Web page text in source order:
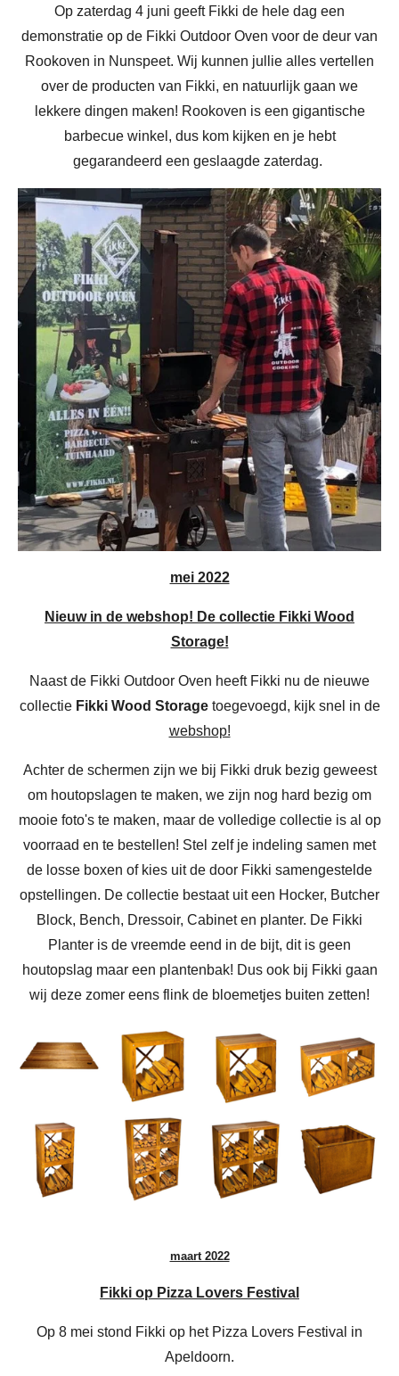
Op zaterdag 4 juni geeft Fikki de hele dag een
demonstratie op de Fikki Outdoor Oven voor de deur van
Rookoven in Nunspeet. Wij kunnen jullie alles vertellen
over de producten van Fikki, en natuurlijk gaan we
lekkere dingen maken! Rookoven is een gigantische
barbecue winkel, dus kom kijken en je hebt
gegarandeerd een geslaagde zaterdag.
mei 2022
Nieuw in de webshop! De collectie Fikki Wood
Storage!
Naast de Fikki Outdoor Oven heeft Fikki nu de nieuwe
collectie Fikki Wood Storagetoegevoegd, kijk snel in de
webshop!
Achter de schermen zijn we bij Fikki druk bezig geweest
om houtopslagen te maken, we zijn nog hard bezig om
mooie foto's te maken, maar de volledige collectie is al op
voorraad en te bestellen! Stel zelf je indeling samen met
de losse boxen of kies uit de door Fikki samengestelde
opstellingen. De collectie bestaat uit een Hocker, Butcher
Block, Bench, Dressoir, Cabinet en planter. De Fikki
Planter is de vreemde eend in de bijt, dit is geen
houtopslag maar een plantenbak! Dus ook bij Fikki gaan
wij deze zomer eens flink de bloemetjes buiten zetten!
maart 2022
Fikki op Pizza Lovers Festival
Op 8 mei stond Fikki op het Pizza Lovers Festival in
Apeldoorn.